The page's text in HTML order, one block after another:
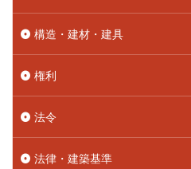
構造・建材・建具
権利
法令
法律・建築基準